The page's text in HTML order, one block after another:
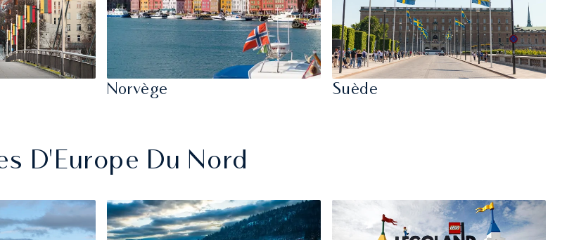
Norvège Suède
D'Europe Du Nord